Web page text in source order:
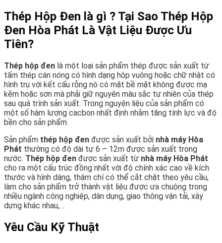
Thép Hộp Đen là gì ? Tại Sao Thép Hộp
Đen Hòa Phát Là Vật Liệu Được Ưu
Tiên?
Thép hộp đen là một loại sản phẩm thép được sản xuất từ
tấm thép cán nóng có hình dạng hộp vuông hoặc chữ nhật có
hình trụ với kết cấu rỗng nó có mặt bề mặt không được mạ
kẽm hoặc sơn mà phải giữ nguyên màu sắc tự nhiên của thép
sau quá trình sản xuất. Trong nguyện liệu của sản phẩm có
một số hàm lượng cacbon nhất định nhằm tăng tính lực và độ
bền cho sản phẩm.
Sản phẩm thép hộp đen được sản xuất bởi nhà máy Hòa
Phát thường có độ dài tự 6 – 12m được sản xuất trong
nước. Thép hộp đen được sản xuất từ nhà máy Hòa Phát
cho ra một cấu trúc đồng nhất với độ chính xác cao về kích
thước và hình dáng, thậm chí có thể cắt chặt theo yêu cầu,
làm cho sản phẩm trở thành vật liệu được ưa chuộng trong
nhiều ngành công nghiệp, dân dụng, giao thông vận tải, xây
dựng khác nhau,…
Yêu Cầu Kỹ Thuật